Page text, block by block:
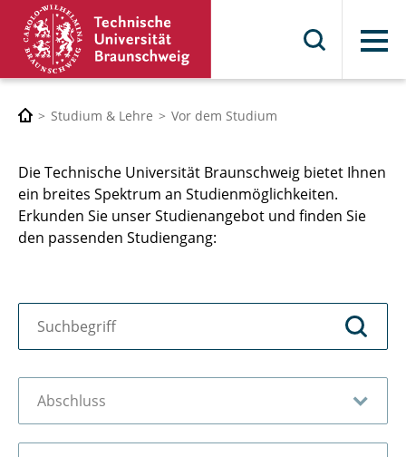
Menü
Studium & Lehre Vor dem Studium
Die Technische Universität Braunschweig bietet Ihnen
ein breites Spektrum an Studienmöglichkeiten.
Erkunden Sie unser Studienangebot und finden Sie
den passenden Studiengang: